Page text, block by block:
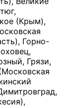
(Крым),
Горно-
Грязи,